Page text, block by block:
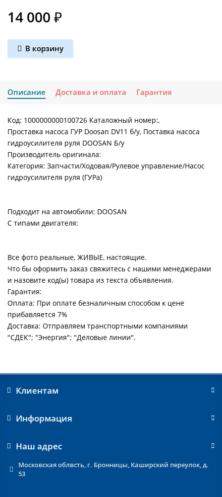
14 000 ₽
В корзину
Описание Доставка и оплата Гарантия
Код: 1000000000100726 Каталожный номер:,
Проставка насоса ГУР Doosan DV11 б/у, Поставка насоса
гидроусилителя руля DOOSAN Б/у
Производитель оригинала:
Категория: Запчасти/Ходовая/Рулевое управление/Насос
гидроусилителя руля (ГУРа)
Подходит на автомобили: DOOSAN
С типами двигателя:
Все фото реальные, ЖИВЫЕ, настоящие.
Что бы оформить заказ свяжитесь с нашими менеджерами
и назовите код(ы) товара из текста объявления.
Гарантия:
Оплата: При оплате безналичным способом к цене
прибавляется 7%
Доставка: Отправляем транспортными компаниями
"СДЕК"; "Энергия"; "Деловые линии".
Клиентам
Информация
Наш адрес
Московская облвсть, г. Бронницы, Каширский переулок, д.
53